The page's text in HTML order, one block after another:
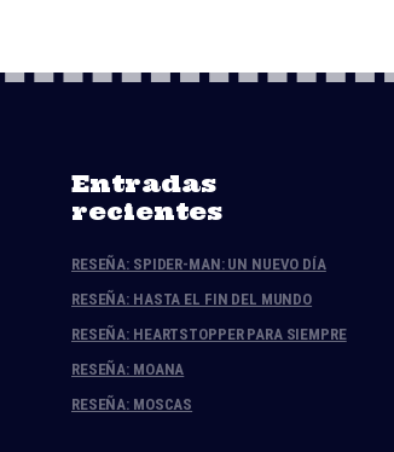
Entradas
recientes
RESEÑA: SPIDER-MAN: UN NUEVO DÍA
RESEÑA: HASTA EL FIN DEL MUNDO
RESEÑA: HEARTSTOPPER PARA SIEMPRE
RESEÑA: MOANA
RESEÑA: MOSCAS